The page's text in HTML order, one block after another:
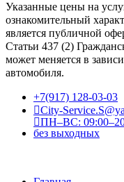
Указанные цены на
ознакомительный
является публичной
Статьи 437 (2)
может меняется в
автомобиля.
+7(917) 128-03-03
City-
ПН–ВС:
без выходных